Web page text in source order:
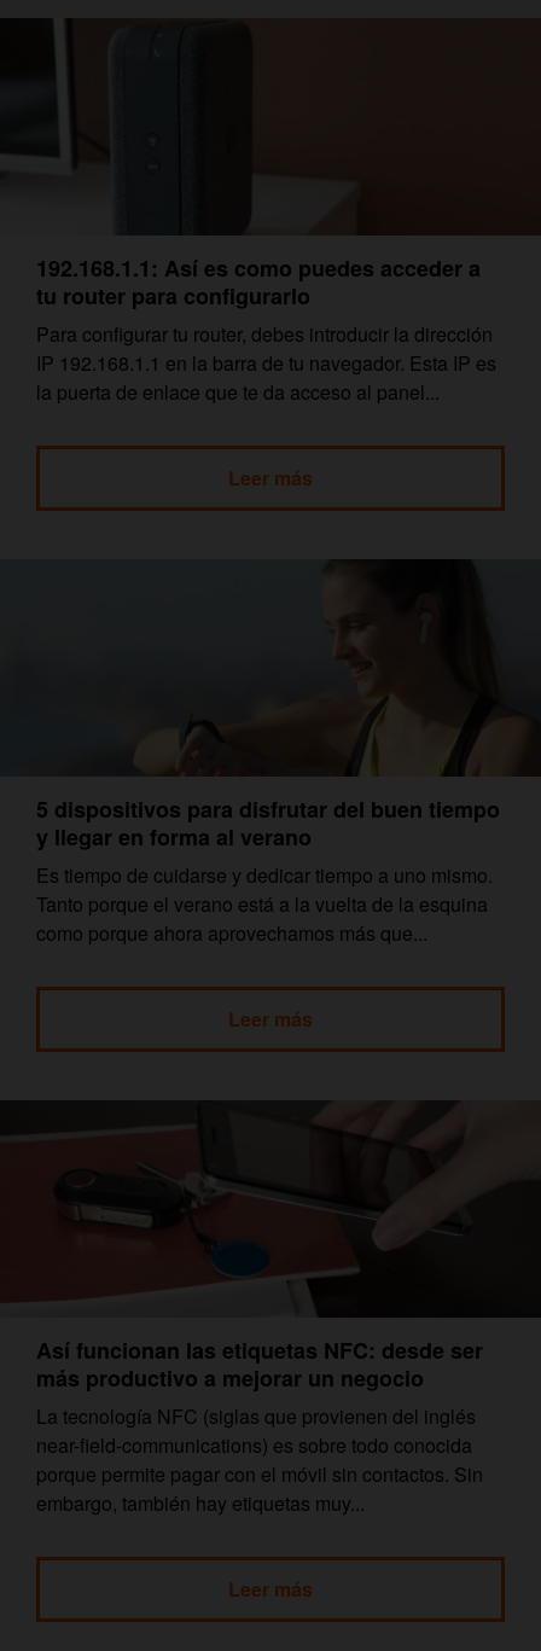
192.168.1.1: Así es como puedes acceder a
tu router para configurarlo
Para configurar tu router, debes introducir la dirección
IP 192.168.1.1 en la barra de tu navegador. Esta IP es
la puerta de enlace que te da acceso al panel...
Leer más
5 dispositivos para disfrutar del buen tiempo
y llegar en forma al verano
Es tiempo de cuidarse y dedicar tiempo a uno mismo.
Tanto porque el verano está a la vuelta de la esquina
como porque ahora aprovechamos más que...
Leer más
Así funcionan las etiquetas NFC: desde ser
más productivo a mejorar un negocio
La tecnología NFC (siglas que provienen del inglés
near-field-communications) es sobre todo conocida
porque permite pagar con el móvil sin contactos. Sin
embargo, también hay etiquetas muy...
Leer más